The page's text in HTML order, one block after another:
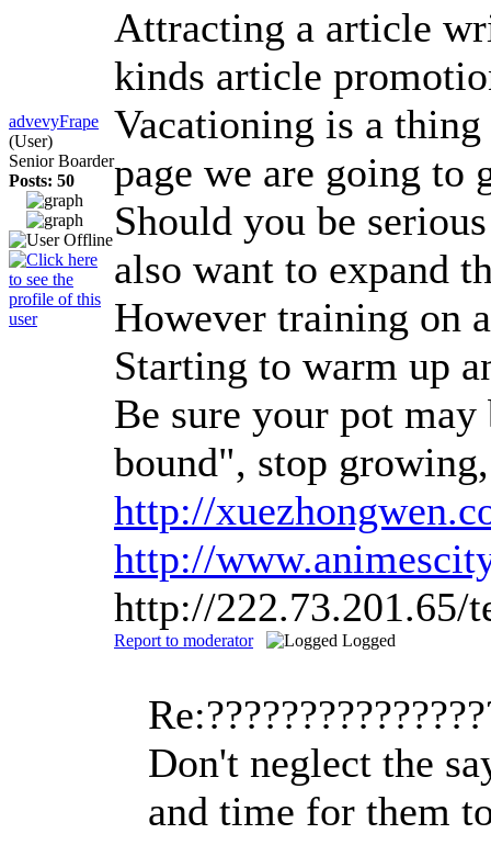
advevyFrape
(User)
Senior Boarder
Posts: 50
Attracting a article
kinds article
Vacationing is a
page we are going
Should you be
also want to expand
However training on
Starting to warm up
Be sure your pot
bound", stop
http://
http://
http://222.73.201.65/
Report to moderator Logged
Don't neglect the
and time for them